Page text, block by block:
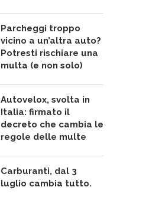
Parcheggi troppo
vicino a un’altra auto?
Potresti rischiare una
multa (e non solo)
Autovelox, svolta in
Italia: firmato il
decreto che cambia le
regole delle multe
Carburanti, dal 3
luglio cambia tutto.